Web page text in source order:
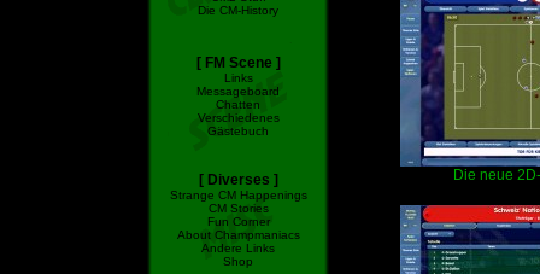
Die CM-History
[ FM Scene ]
Links
Messageboard
Chatten
Verschiedenes
Gästebuch
[ Diverses ]
Strange CM Happenings
CM Stories
Fun Corner
About Champmaniacs
Andere Links
Shop
Die neue